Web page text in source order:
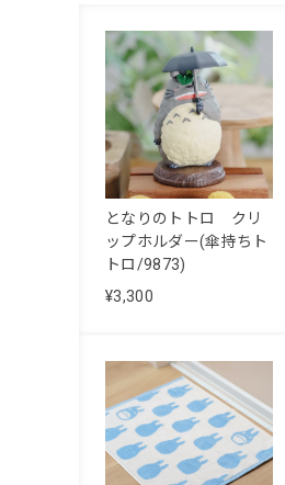
となりのトトロ クリ
ップホルダー(傘持ちト
トロ/9873)
¥3,300